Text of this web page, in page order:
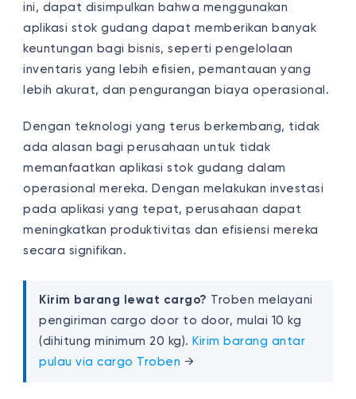
ini, dapat disimpulkan bahwa menggunakan
aplikasi stok gudang dapat memberikan banyak
keuntungan bagi bisnis, seperti pengelolaan
inventaris yang lebih efisien, pemantauan yang
lebih akurat, dan pengurangan biaya operasional.
Dengan teknologi yang terus berkembang, tidak
ada alasan bagi perusahaan untuk tidak
memanfaatkan aplikasi stok gudang dalam
operasional mereka. Dengan melakukan investasi
pada aplikasi yang tepat, perusahaan dapat
meningkatkan produktivitas dan efisiensi mereka
secara signifikan.
Kirim barang lewat cargo? Troben melayani
pengiriman cargo door to door, mulai 10 kg
(dihitung minimum 20 kg). Kirim barang antar
pulau via cargo Troben →